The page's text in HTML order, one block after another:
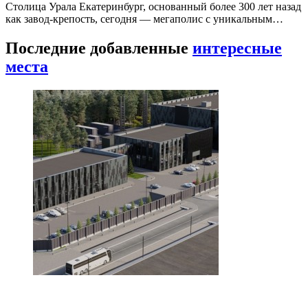
Столица Урала Екатеринбург, основанный более 300 лет назад
как завод-крепость, сегодня — мегаполис с уникальным…
Последние добавленные интересные
места